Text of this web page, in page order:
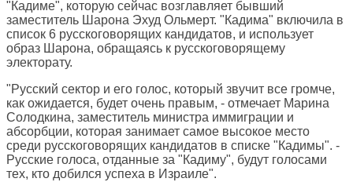
"Кадиме", которую сейчас возглавляет бывший
заместитель Шарона Эхуд Ольмерт. "Кадима" включила в
список 6 русскоговорящих кандидатов, и использует
образ Шарона, обращаясь к русскоговорящему
электорату.
"Русский сектор и его голос, который звучит все громче,
как ожидается, будет очень правым, - отмечает Марина
Солодкина, заместитель министра иммиграции и
абсорбции, которая занимает самое высокое место
среди русскоговорящих кандидатов в списке "Кадимы". -
Русские голоса, отданные за "Кадиму", будут голосами
тех, кто добился успеха в Израиле".